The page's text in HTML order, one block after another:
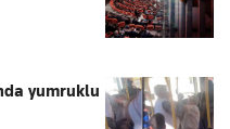
yumruklu